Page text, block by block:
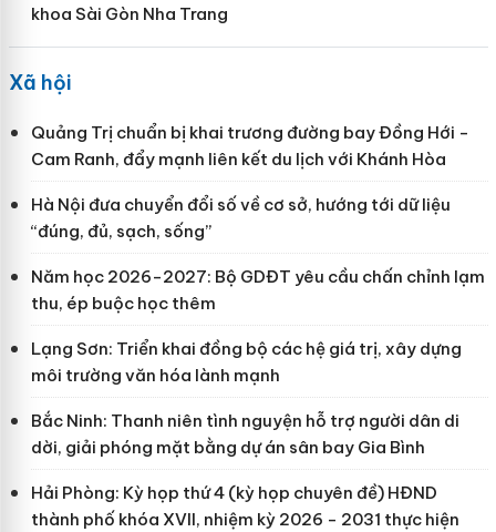
khoa Sài Gòn Nha Trang
Xã hội
Quảng Trị chuẩn bị khai trương đường bay Đồng Hới -
Cam Ranh, đẩy mạnh liên kết du lịch với Khánh Hòa
Hà Nội đưa chuyển đổi số về cơ sở, hướng tới dữ liệu
“đúng, đủ, sạch, sống”
Năm học 2026-2027: Bộ GDĐT yêu cầu chấn chỉnh lạm
thu, ép buộc học thêm
Lạng Sơn: Triển khai đồng bộ các hệ giá trị, xây dựng
môi trường văn hóa lành mạnh
Bắc Ninh: Thanh niên tình nguyện hỗ trợ người dân di
dời, giải phóng mặt bằng dự án sân bay Gia Bình
Hải Phòng: Kỳ họp thứ 4 (kỳ họp chuyên đề) HĐND
thành phố khóa XVII, nhiệm kỳ 2026 - 2031 thực hiện